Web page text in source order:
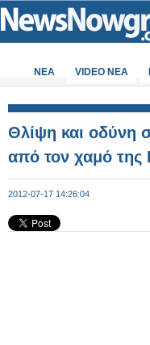
ΝΕΑ VIDEO NEA
Θλίψη και οδύνη
από τον χαμό της
2012-07-17 14:26:04